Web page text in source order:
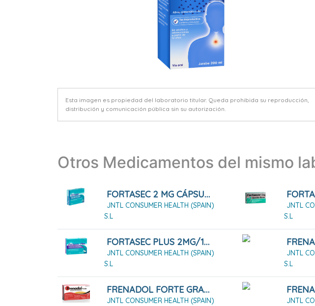
Esta imagen es propiedad del laboratorio titular. Queda prohibida su reproducción,
distribución y comunicación pública sin su autorización.
Otros Medicamentos del mismo
FORTASEC 2 MG CÁPSULAS DURAS, 10 CÁPSULAS
JNTL CONSUMER HEALTH (SPAIN)
S.L
JNTL
S.L
FORTASEC PLUS 2MG/125MG COMPRIMIDOS, 12 COMPRIMIDOS
JNTL CONSUMER HEALTH (SPAIN)
S.L
JNTL
S.L
FRENADOL FORTE GRANULADO PARA SOLUCION ORAL , 10 SOBRES
JNTL CONSUMER HEALTH (SPAIN)
JNTL